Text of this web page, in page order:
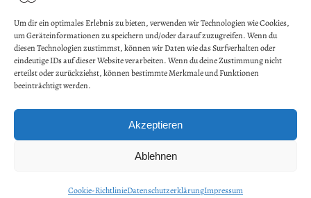
Um dir ein optimales Erlebnis zu bieten, verwenden wir Technologien wie Cookies,
um Geräteinformationen zu speichern und/oder darauf zuzugreifen. Wenn du
diesen Technologien zustimmst, können wir Daten wie das Surfverhalten oder
eindeutige IDs auf dieser Website verarbeiten. Wenn du deine Zustimmung nicht
erteilst oder zurückziehst, können bestimmte Merkmale und Funktionen
beeinträchtigt werden.
Akzeptieren
Ablehnen
Cookie-RichtlinieDatenschutzerklärungImpressum